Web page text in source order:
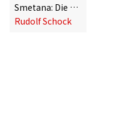
Smetana: Die verkaufte Braut
Rudolf Schock